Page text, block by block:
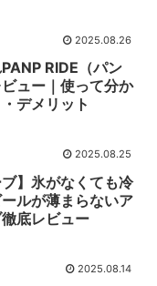
2025.08.26
RIDE（パン
ュー｜使って分か
デメリット
2025.08.25
ブ】氷がなくても冷
ルが薄まらないア
底レビュー
2025.08.14